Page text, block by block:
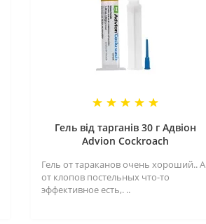
Гель від тарганів 30 г Адвіон
Advion Cockroach
Гель от тараканов очень хороший.. А
от клопов постельных что-то
эффективное есть,. ..